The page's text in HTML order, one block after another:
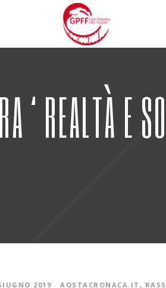
‘REALTÀ E
2019 AOSTACRONACA.IT ,